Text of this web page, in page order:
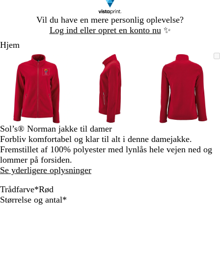
Vil du have en mere personlig oplevelse?
Log ind eller opret en konto nu ✨
1
Hjem
Zoombart
billede
Zoomet
til
minimum
Klik
for
at
udvide
Brug
tasterne
plus
minus
til
at
zoome
og
piletasterne
til
at
Zoombart
billede
Zoomet
til
minimum
Klik
for
at
udvide
Brug
tasterne
plus
og
til
at
zoome
og
piletasterne
Zoombart
billede
Zoomet
til
minimum
Klik
for
udvide
Brug
tasterne
plus
minus
og
Sol’s® Norman jakke til damer
Forbliv komfortabel og klar til alt i denne damejakke.
Fremstillet af 100% polyester med lynlås hele vejen ned og
lommer på forsiden.
Se yderligere oplysninger
Trådfarve*Rød
R
S
M
K
Størrelse og antal*